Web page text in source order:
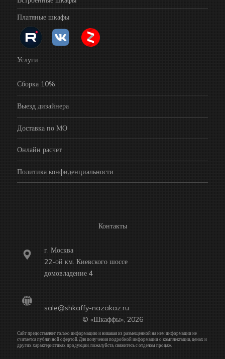
Платяные шкафы
Услуги
Сборка 10%
Выезд дизайнера
Доставка по МО
Онлайн расчет
Политика конфиденциальности
Контакты
г. Москва
22-ой км. Киевского шоссе
домовладение 4
sale@shkaffy-nazakaz.ru
© «Шкаффы», 2026
Сайт предоставляет только информацию и никакая из размещенной на нем информации не
считается публичной офертой. Для получения подробной информации о комплектации, ценах и
других характеристиках продукции, пожалуйста, свяжитесь с отделом продаж.